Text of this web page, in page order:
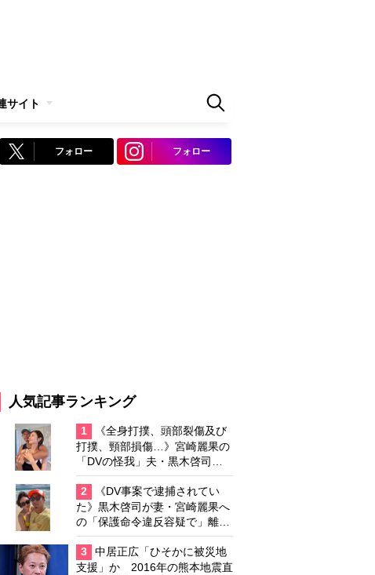
サイト
フォロー フォロー
人気記事ランキング
1
《全身打撲、頭部裂傷及び
打撲、頸部損傷…》宮崎麗果の
「DVの怪我」夫・黒木啓司の
逮捕で始まる「夫婦の闘争」
2
《DV事案で逮捕されてい
た》黒木啓司が妻・宮崎麗果へ
の「保護命令違反容疑で」離婚
協議は「第二ステージ」へ
3
中居正広「ひそかに被災地
支援」か 2016年の熊本地震直